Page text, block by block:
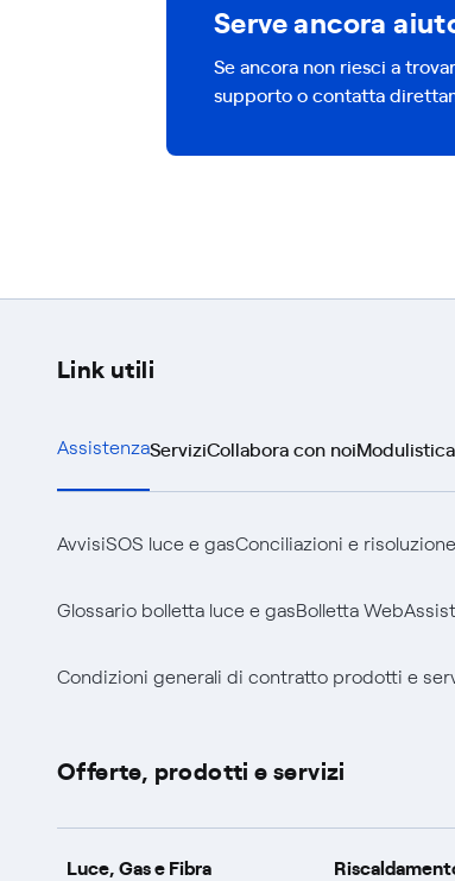
Serve ancora
Se ancora non riesci a
supporto o contatta
Link utili
AssistenzaServiziCollabora con noi
AvvisiSOS luce e gasConciliazioni e
Glossario bolletta luce e gasBolletta Web
Condizioni generali di contratto prodotti e
Offerte, prodotti e servizi
Luce, Gas e Fibra